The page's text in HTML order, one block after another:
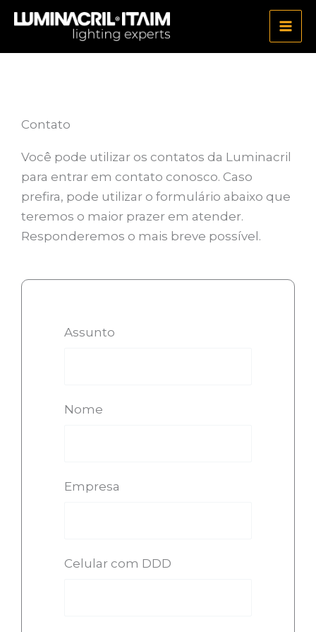
para
Contato
Você pode utilizar os contatos da Luminacril
para entrar em contato conosco. Caso
prefira, pode utilizar o formulário abaixo que
teremos o maior prazer em atender.
Responderemos o mais breve possível.
Assunto
Nome
Empresa
Celular com DDD